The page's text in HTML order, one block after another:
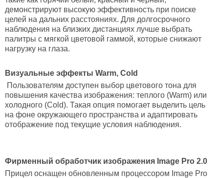
демонстрируют высокую эффективность при поиске
целей на дальних расстояниях. Для долгосрочного
наблюдения на близких дистанциях лучше выбрать
палитры с мягкой цветовой гаммой, которые снижают
нагрузку на глаза.
Визуальные эффекты Warm, Cold
Пользователям доступен выбор цветового тона для
повышения качества изображения: теплого (Warm) или
холодного (Cold). Такая опция помогает выделить цель
на фоне окружающего пространства и адаптировать
отображение под текущие условия наблюдения.
Фирменный обработчик изображения Image Pro 2.0
Прицел оснащен обновленным процессором Image Pro